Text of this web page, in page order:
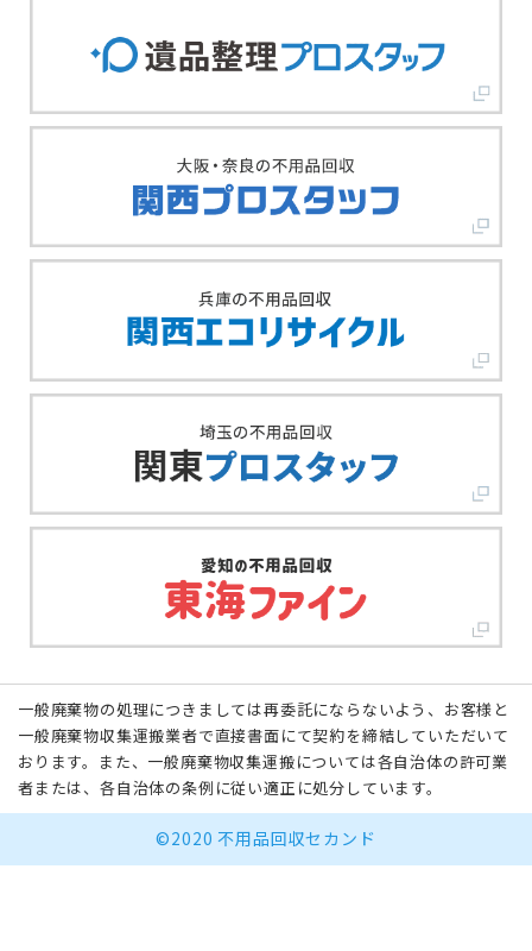
一般廃棄物の処理につきましては再委託にならないよう、お客様と
一般廃棄物収集運搬業者で直接書面にて契約を締結していただいて
おります。また、一般廃棄物収集運搬については各自治体の許可業
者または、各自治体の条例に従い適正に処分しています。
©2020 不用品回収セカンド